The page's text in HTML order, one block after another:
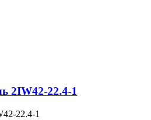
2IW42-22.4-1
22.4-1